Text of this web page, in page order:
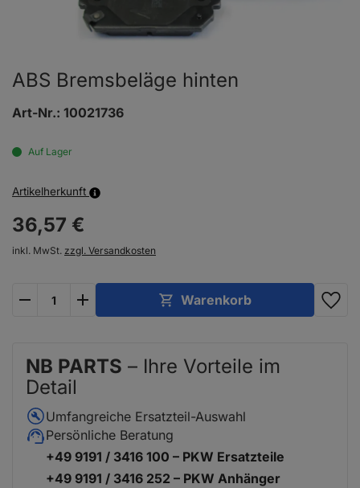
ABS Bremsbeläge hinten
Art-Nr.: 10021736
Auf Lager
Artikelherkunft
36,57 €
inkl. MwSt. zzgl. Versandkosten
Warenkorb
NB PARTS – Ihre Vorteile im
Detail
Umfangreiche Ersatzteil-Auswahl
Persönliche Beratung
+49 9191 / 3416 100 – PKW Ersatzteile
+49 9191 / 3416 252 – PKW Anhänger